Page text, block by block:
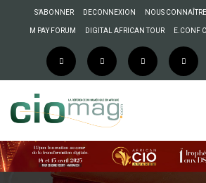
S’ABONNER DECONNEXION NOUS CONNAÎTRE
M PAY FORUM DIGITAL AFRICAN TOUR E.CONF